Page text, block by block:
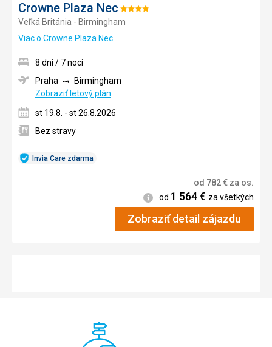
Crowne Plaza Nec Hodnotenie:
4/5
Veľká Británia - Birmingham
Viac o Crowne Plaza Nec
Invia Care zdarma
8 dní / 7 nocí
Praha
Birmingham
Zobraziť letový plán
st 19.8. - st 26.8.2026
Bez stravy
od 782€ za os.
Informácie
od 1 564€ za všetkých
Zobraziť detail zájazdu